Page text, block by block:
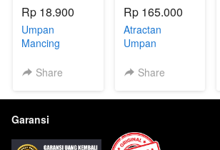
Rp 18.900
Umpan
Mancing
Pelet Atlantic
Dan Totalan
kejususu
Share
Rp 165.000
Atractan
Umpan
Specialist Amis
Atractan Cair
Share
Garansi